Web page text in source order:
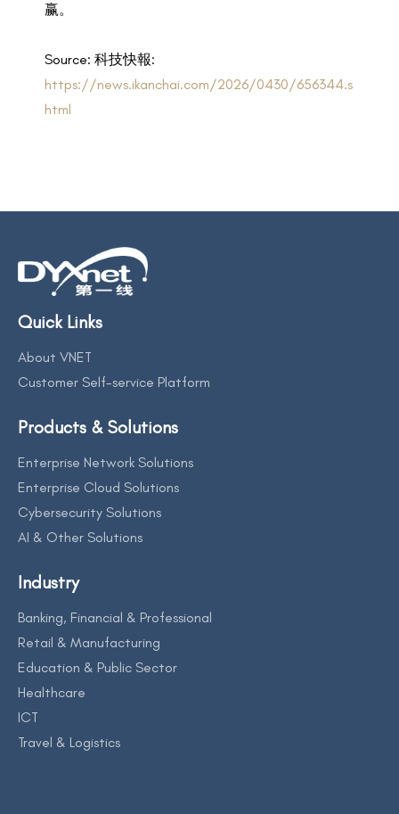
赢。
Source: 科技快報:
https://news.ikanchai.com/2026/0430/656344.s
html
Quick Links
About VNET
Customer Self-service Platform
Products & Solutions
Enterprise Network Solutions
Enterprise Cloud Solutions
Cybersecurity Solutions
AI & Other Solutions
Industry
Banking, Financial & Professional
Retail & Manufacturing
Education & Public Sector
Healthcare
ICT
Travel & Logistics